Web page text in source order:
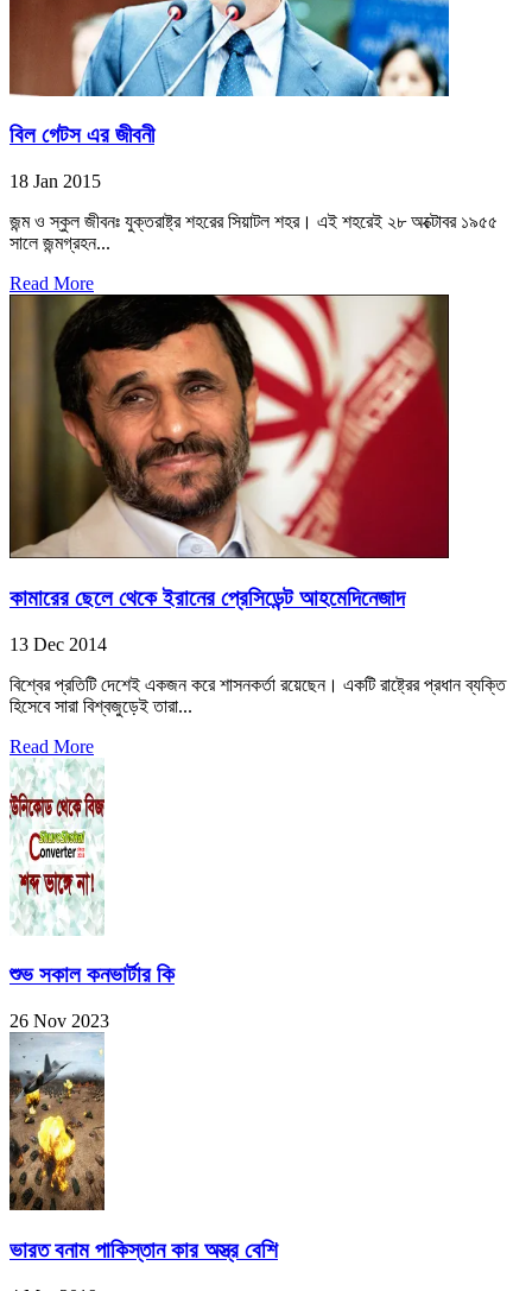
বিল গেটস এর জীবনী
18 Jan 2015
জন্ম ও স্কুল জীবনঃ যুক্তরাষ্ট্র শহরের সিয়াটল শহর। এই শহরেই ২৮ অক্টোবর ১৯৫৫
সালে জন্মগ্রহন...
Read More
কামারের ছেলে থেকে ইরানের প্রেসিডেন্ট আহমেদিনেজাদ
13 Dec 2014
বিশ্বের প্রতিটি দেশেই একজন করে শাসনকর্তা রয়েছেন। একটি রাষ্ট্রের প্রধান ব্যক্তি
হিসেবে সারা বিশ্বজুড়েই তারা...
Read More
শুভ সকাল কনভার্টার কি
26 Nov 2023
ভারত বনাম পাকিস্তান কার অস্ত্র বেশি